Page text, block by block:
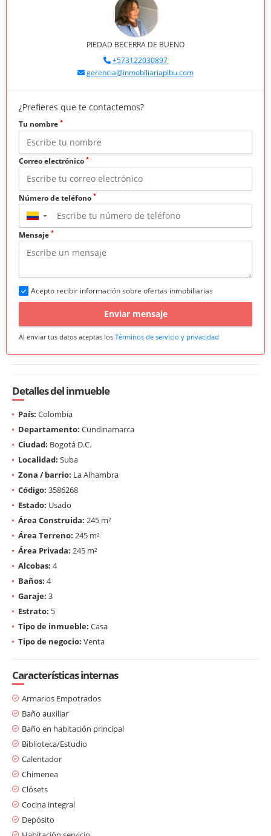
PIEDAD BECERRA DE BUENO
+573122030897
gerencia@inmobiliariapibu.com
¿Prefieres que te contactemos?
Tu nombre *
Correo electrónico *
Número de teléfono *
▼
Mensaje *
Acepto recibir información sobre ofertas inmobiliarias
Enviar mensaje
Al enviar tus datos aceptas los Términos de servicio y privacidad
Detalles del inmueble
País: Colombia
Departamento: Cundinamarca
Ciudad: Bogotá D.C.
Localidad: Suba
Zona / barrio: La Alhambra
Código: 3586268
Estado: Usado
Área Construida: 245 m²
Área Terreno: 245 m²
Área Privada: 245 m²
Alcobas: 4
Baños: 4
Garaje: 3
Estrato: 5
Tipo de inmueble: Casa
Tipo de negocio: Venta
Características internas
Armarios Empotrados
Baño auxiliar
Baño en habitación principal
Biblioteca/Estudio
Calentador
Chimenea
Clósets
Cocina integral
Depósito